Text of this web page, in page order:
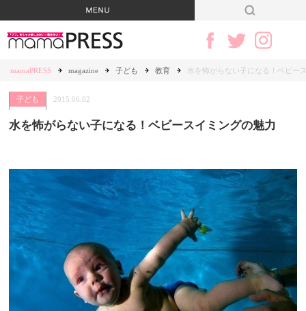
mamaPRESS magazine 子ども 教育 水を怖がらない子になる！ベビー
子ども 2015.06.02
水を怖がらない子になる！ベビースイミングの魅力